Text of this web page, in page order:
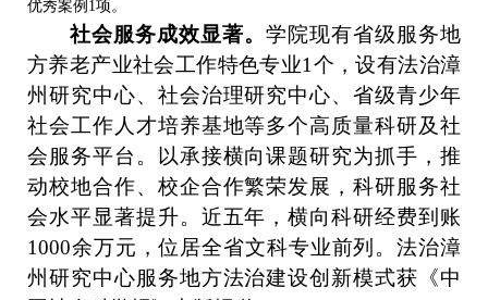
优秀案例 1项。
社会服务成效显著。 学院现有省级服务地
方养老产业社会工作特色专业1个，设有法治漳
州研究中心、社会治理研究中心、省级青少年
社会工作人才培养基地等多个高质量科研及社
会服务平台。以承接横向课题研究为抓手，推
动校地合作、校企合作繁荣发展，科研服务社
会水平显著提升。近五年，横向科研经费到账
1000余万元，位居全省文科专业前列。法治漳
州研究中心服务地方法治建设创新模式获《中